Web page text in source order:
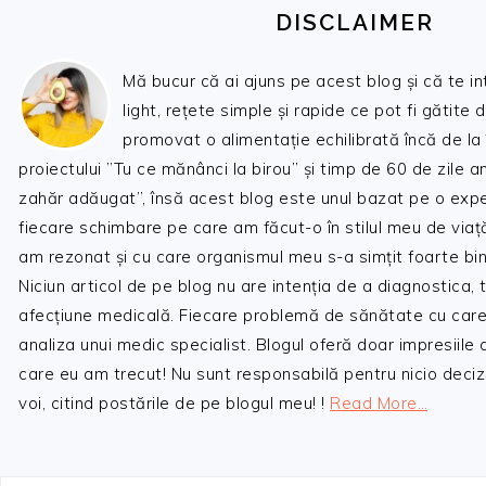
DISCLAIMER
Mă bucur că ai ajuns pe acest blog și că te
light, rețete simple și rapide ce pot fi gătite
promovat o alimentație echilibrată încă de
proiectului ”Tu ce mănânci la birou” și timp de 60 de zile
zahăr adăugat”, însă acest blog este unul bazat pe o
fiecare schimbare pe care am făcut-o în stilul meu de
am rezonat și cu care organismul meu s-a simțit foarte
Niciun articol de pe blog nu are intenția de a diagnostica,
afecțiune medicală. Fiecare problemă de sănătate cu
analiza unui medic specialist. Blogul oferă doar impresiile
care eu am trecut! Nu sunt responsabilă pentru nicio
voi, citind postările de pe blogul meu! ! Read More…